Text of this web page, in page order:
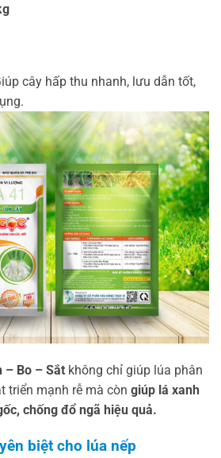
cây hấp thu nhanh, lưu dẫn tốt,
– Bo – Sắt không chỉ giúp lúa phân
triển mạnh rễ mà còn giúp lá xanh
chống đổ ngã hiệu quả.
biệt cho lúa nếp